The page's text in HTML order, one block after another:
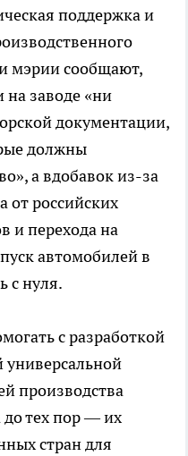
поддержка и
мэрии сообщают,
на заводе «ни
документации,
должны
а вдобавок из-за
от российских
и перехода на
автомобилей в
с нуля.
с разработкой
универсальной
производства
тех пор — их
стран для